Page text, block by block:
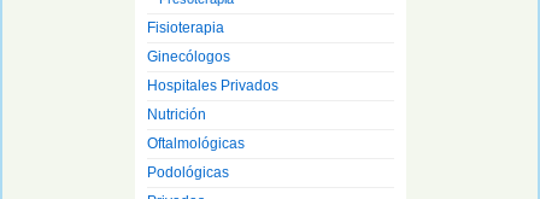
Fisioterapia
Ginecólogos
Hospitales Privados
Nutrición
Oftalmológicas
Podológicas